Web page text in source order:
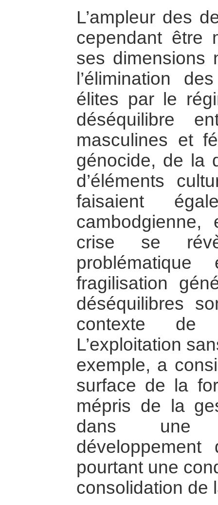
L’ampleur des
cependant être
ses dimensions
l’élimination
élites par le
déséquilibre
masculines et
génocide, de la
d’éléments
faisaient
crise se
fragilisation
déséquilibres
contexte de
L’exploitation
exemple, a
surface de la
mépris de la
dans une
pourtant une
consolidation de